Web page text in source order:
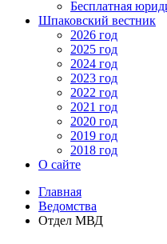
Бесплатная
Шпаковский вестник
2026 год
2025 год
2024 год
2023 год
2022 год
2021 год
2020 год
2019 год
2018 год
О сайте
Главная
Ведомства
Отдел МВД